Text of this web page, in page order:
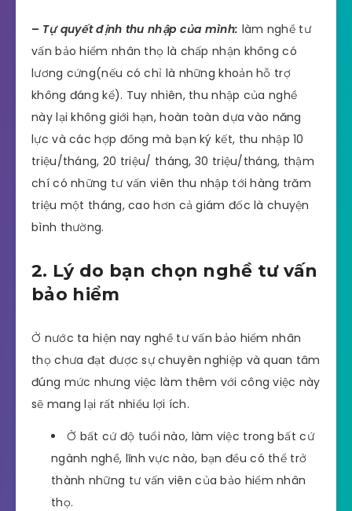
– Tự quyết định thu nhập của mình: làm nghề tư
vấn bảo hiểm nhân thọ là chấp nhận không có
lương cứng(nếu có chỉ là những khoản hỗ trợ
không đáng kể). Tuy nhiên, thu nhập của nghề
này lại không giới hạn, hoàn toàn dựa vào năng
lực và các hợp đồng mà bạn ký kết, thu nhập 10
triệu/tháng, 20 triệu/ tháng, 30 triệu/tháng, thậm
chí có những tư vấn viên thu nhập tới hàng trăm
triệu một tháng, cao hơn cả giám đốc là chuyện
bình thường.
2. Lý do bạn chọn nghề tư vấn
bảo hiểm
Ở nước ta hiện nay nghề tư vấn bảo hiểm nhân
thọ chưa đạt được sự chuyên nghiệp và quan tâm
đúng mức nhưng việc làm thêm với công việc này
sẽ mang lại rất nhiều lợi ích.
Ở bất cứ độ tuổi nào, làm việc trong bất cứ
ngành nghề, lĩnh vực nào, bạn đều có thể trở
thành những tư vấn viên của bảo hiểm nhân
thọ.